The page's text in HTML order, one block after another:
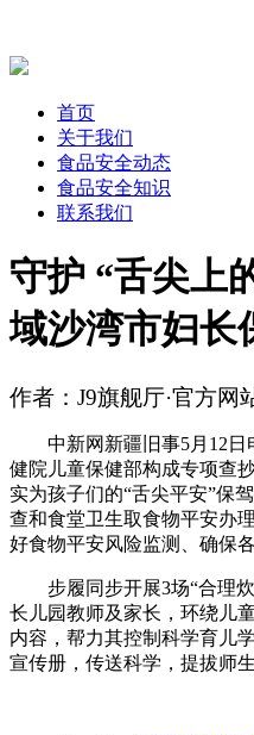
首页
关于我们
食品安全动态
食品安全知识
联系我们
守护 “舌尖上
域沙湾市妇长
作者：J9旗舰厅·官方网
中新网新疆旧事5月12日
健院儿童保健部构成专项查
实为孩子们的“舌尖平安”保
查和食堂卫生取食物平安办
好食物平安风险监测、确保
步履同步开展3场“合理炊
长儿园教师及家长，环绕儿
内容，帮力其控制科学育儿
宣传册，传送科学，提拔师